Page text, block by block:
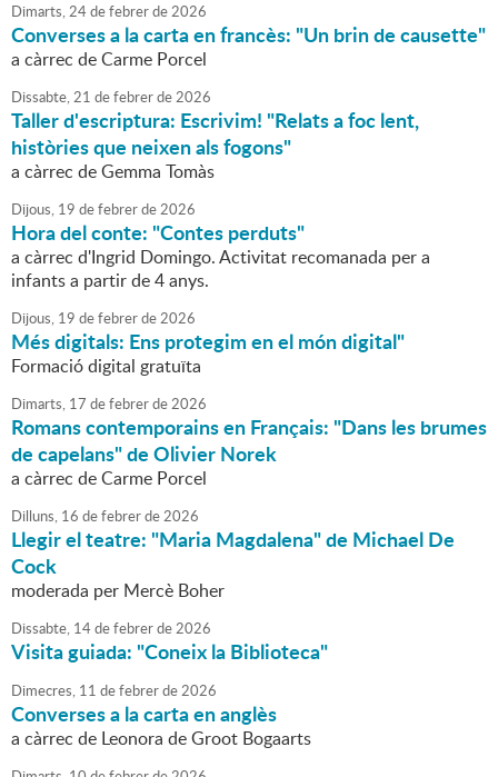
Dimarts,24defebrerde2026
Converses a la carta en francès: "Un brin de causette"
a càrrec de Carme Porcel
Dissabte,21 defebrerde2026
Taller d'escriptura: Escrivim! "Relats a foc lent,
històries que neixen als fogons"
a càrrec de Gemma Tomàs
Dijous, 19 defebrerde2026
Hora del conte: "Contes perduts"
a càrrec d'Ingrid Domingo. Activitat recomanada per a
infants a partir de 4 anys.
Dijous, 19 defebrerde2026
Més digitals: Ens protegim en el món digital"
Formació digital gratuïta
Dimarts, 17 defebrerde2026
Romans contemporains en Français: "Dans les brumes
de capelans" de Olivier Norek
a càrrec de Carme Porcel
Dilluns, 16 defebrerde2026
Llegir el teatre: "Maria Magdalena" de Michael De
Cock
moderada per Mercè Boher
Dissabte, 14defebrerde2026
Visita guiada: "Coneix la Biblioteca"
Dimecres, 11 defebrerde2026
Converses a la carta en anglès
a càrrec de Leonora de Groot Bogaarts